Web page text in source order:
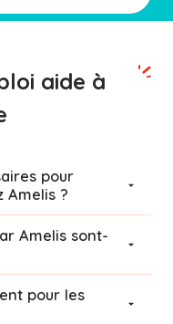
aide à
pour
Amelis ?
Amelis sont-
pour les